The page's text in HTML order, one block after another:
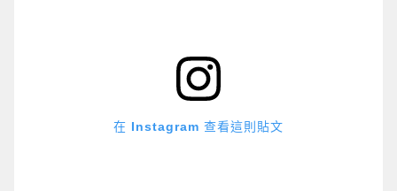
在 Instagram 查看這則貼文